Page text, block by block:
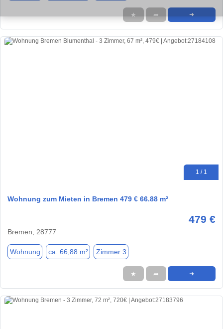
★ ➦ ➜
1 / 1
Wohnung zum Mieten in Bremen 479 € 66.88 m²
479 €
Bremen, 28777
Wohnung ca. 66,88 m² Zimmer 3
★ ➦ ➜